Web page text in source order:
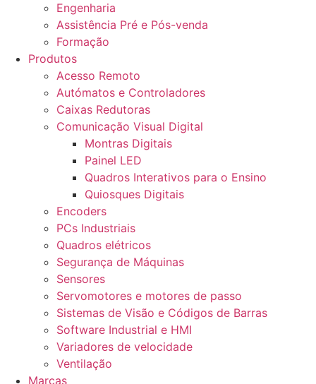
Engenharia
Assistência Pré e Pós-venda
Formação
Produtos
Acesso Remoto
Autómatos e Controladores
Caixas Redutoras
Comunicação Visual Digital
Montras Digitais
Painel LED
Quadros Interativos para o Ensino
Quiosques Digitais
Encoders
PCs Industriais
Quadros elétricos
Segurança de Máquinas
Sensores
Servomotores e motores de passo
Sistemas de Visão e Códigos de Barras
Software Industrial e HMI
Variadores de velocidade
Ventilação
Marcas